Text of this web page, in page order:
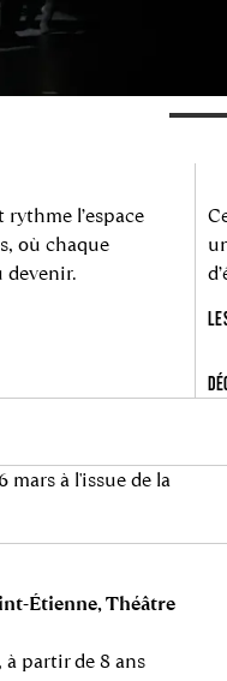
l’espace
où chaque
devenir.
mars à l'issue de la
Étienne, Théâtre
partir de 8 ans